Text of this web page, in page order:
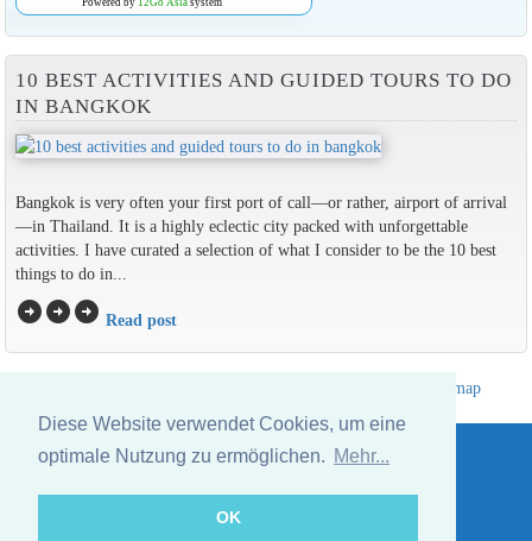
Diese Website verwendet Cookies, um eine
optimale Nutzung zu ermöglichen. Mehr...
OK
Powered by 12Go Asiasystem
10 BEST ACTIVITIES AND GUIDED TOURS TO DO
IN BANGKOK
Bangkok is very often your first port of call—or rather, airport of arrival
—in Thailand. It is a highly eclectic city packed with unforgettable
activities. I have curated a selection of what I consider to be the 10 best
things to do in...
arrow_circle_rightarrow_circle_rightarrow_circle_right Read post
Sitemap
Website © Thailandee.com - 2026